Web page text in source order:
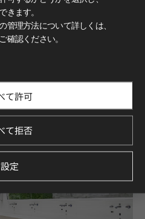
きます。
理方法について詳しくは、
確認ください。
て許可
て拒否
設定